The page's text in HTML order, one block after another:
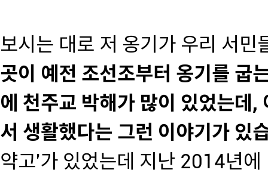
보시는 대로 저 옹기가 우리 서
곳이 예전 조선조부터 옹기를 굽
에 천주교 박해가 많이 있었는데,
서 생활했다는 그런 이야기가 있
약고'가 있었는데 지난 2014년